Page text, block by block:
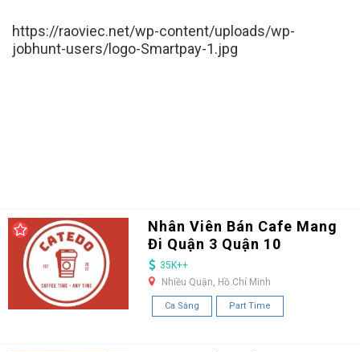
https://raoviec.net/wp-content/uploads/wp-
jobhunt-users/logo-Smartpay-1.jpg
Nhân Viên Bán Cafe Mang
Đi Quận 3 Quận 10
35K++
Nhiều Quận, Hồ Chí Minh
Ca Sáng Part Time